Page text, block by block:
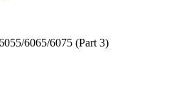
6065/6075 (Part 3)